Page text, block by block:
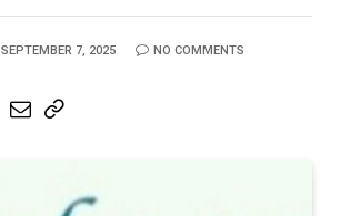
SEPTEMBER 7, 2025 NO COMMENTS